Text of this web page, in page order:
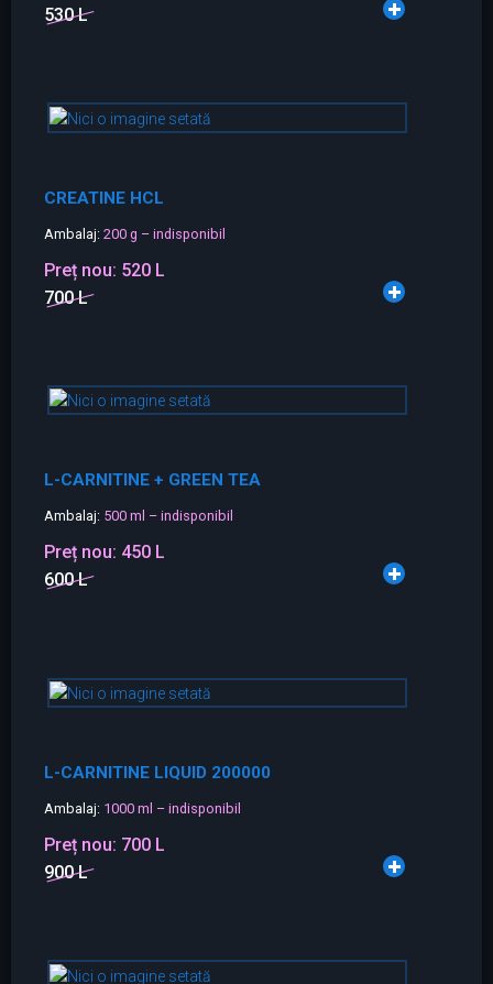
530 L
CREATINE HCL
Ambalaj: 200 g – indisponibil
Preț nou: 520 L
700 L
L-CARNITINE + GREEN TEA
Ambalaj: 500 ml – indisponibil
Preț nou: 450 L
600 L
L-CARNITINE LIQUID 200000
Ambalaj: 1000 ml – indisponibil
Preț nou: 700 L
900 L